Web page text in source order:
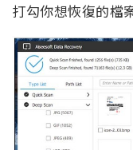
打勾你想恢復的檔